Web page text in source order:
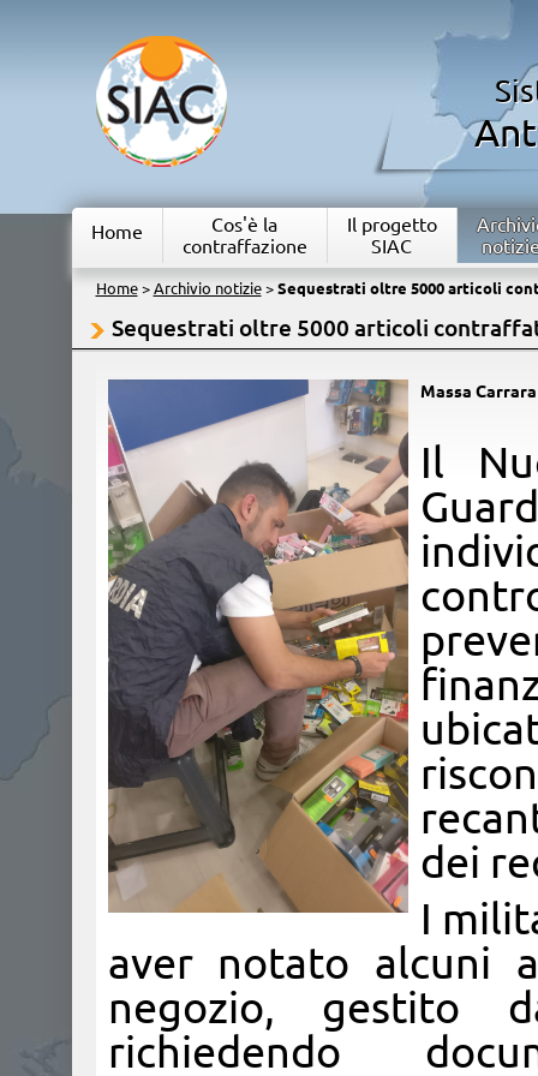
Home
Cos'è la
contraffazione
Il progetto
SIAC
Home> Archivio notizie> Sequestrati oltre 5000 articoli
Sequestrati oltre 5000 articoli
Massa
Il
dei
I
aver notato alcuni
negozio, gestito
richiedendo